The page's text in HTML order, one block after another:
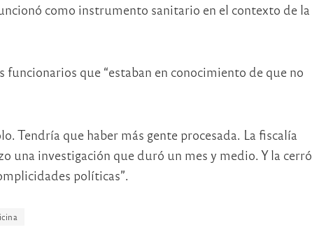
como instrumento sanitario en el contexto de la
funcionarios que “estaban en conocimiento de que no
Tendría que haber más gente procesada. La fiscalía
una investigación que duró un mes y medio. Y la cerró
políticas”.